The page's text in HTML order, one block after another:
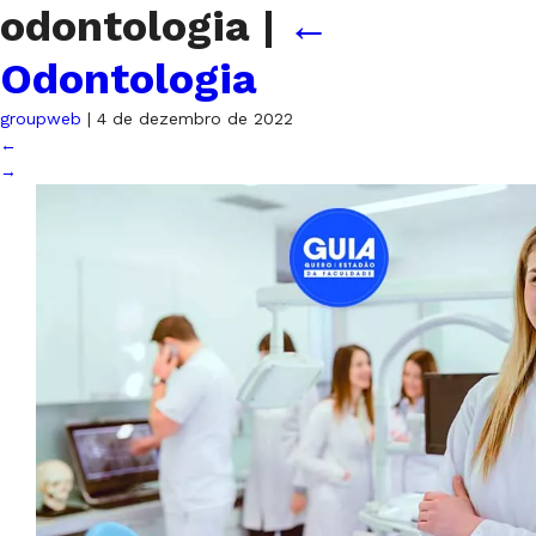
odontologia | ←
Odontologia
groupweb | 4 de dezembro de 2022
←
→